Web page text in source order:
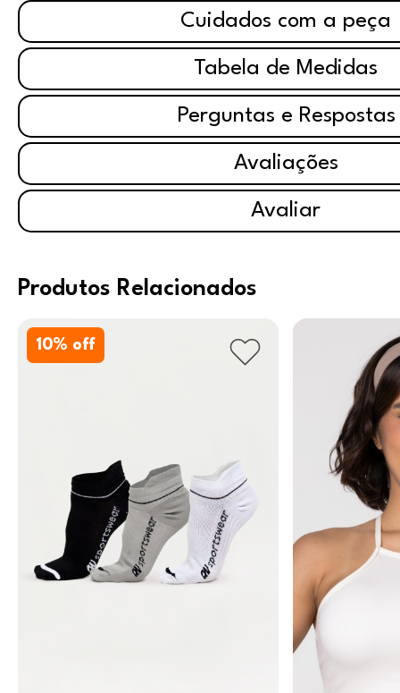
Cuidados com a peça
Tabela de Medidas
Perguntas e Respostas
Avaliações
Avaliar
Produtos Relacionados
10% off